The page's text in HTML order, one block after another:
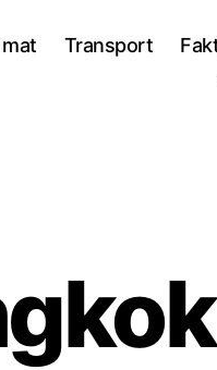
mat Transport